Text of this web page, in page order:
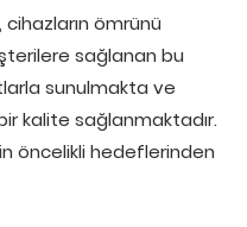
ömrünü
sağlanan bu
sunulmakta ve
kalite sağlanmaktadır.
öncelikli hedeflerinden